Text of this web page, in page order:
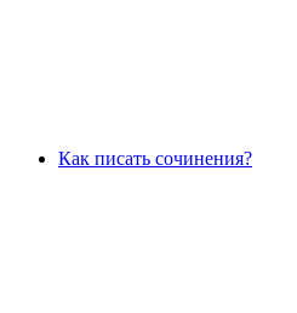
Как писать сочинения?